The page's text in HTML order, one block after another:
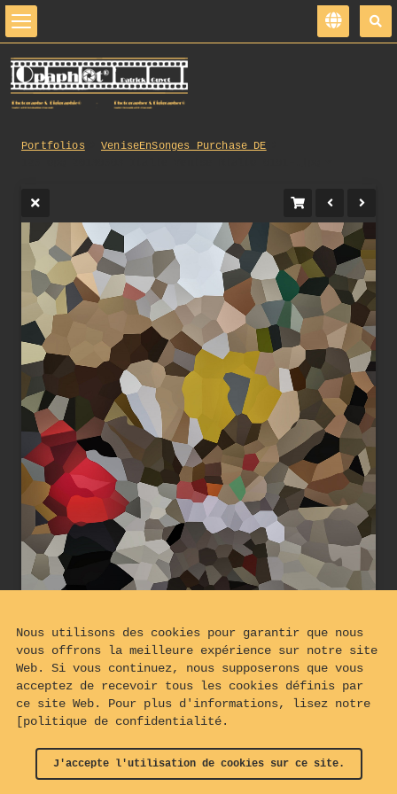
Portfolios
VeniseEnSonges_Purchase_DE
Livraison dans un Sestiere
Nous utilisons des cookies pour garantir que nous
vous offrons la meilleure expérience sur notre site
Web. Si vous continuez, nous supposerons que vous
acceptez de recevoir tous les cookies définis par
ce site Web. Pour plus d'informations, lisez notre
[politique de confidentialité.
J'accepte l'utilisation de cookies sur ce site.